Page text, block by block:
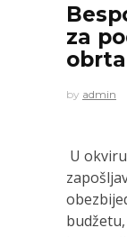
za
obrta
by admin
U